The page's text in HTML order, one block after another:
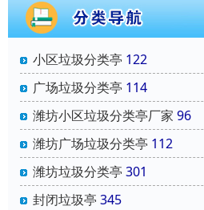
小区垃圾分类亭 122
广场垃圾分类亭 114
潍坊小区垃圾分类亭厂家 96
潍坊广场垃圾分类亭 112
潍坊垃圾分类亭 301
封闭垃圾亭 345